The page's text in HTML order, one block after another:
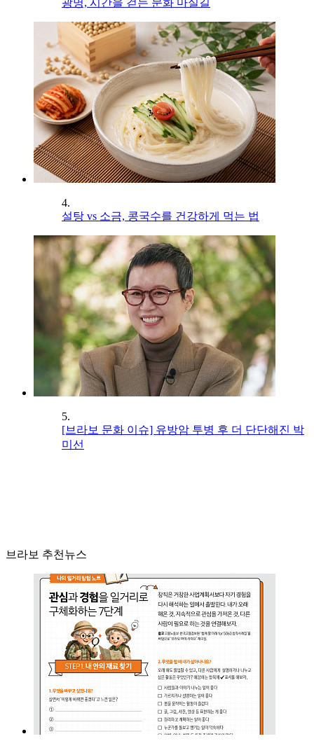
광명, 시간을 걷는 문화 마실길
4.
설탕 vs 소금, 콩국수를 건강하게 먹는 법
5.
[브라보 문화 이슈] 유방암 투병 후 더 단단해진 박
미선
브라보 추천뉴스